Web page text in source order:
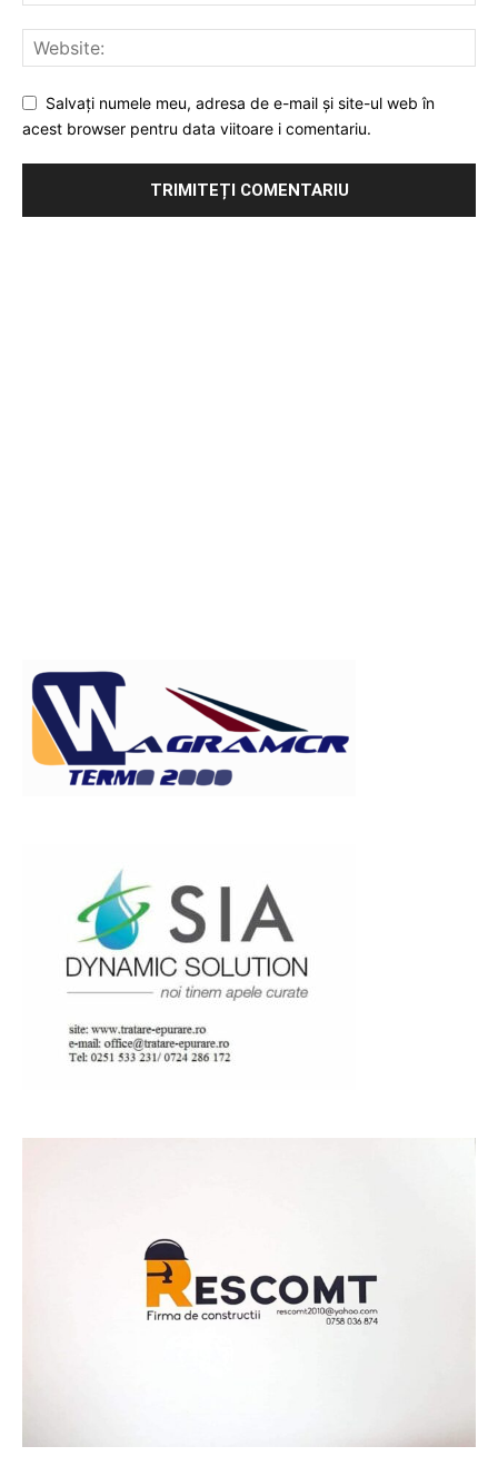
Salvați numele meu, adresa de e-mail și site-ul web în
acest browser pentru data viitoare i comentariu.